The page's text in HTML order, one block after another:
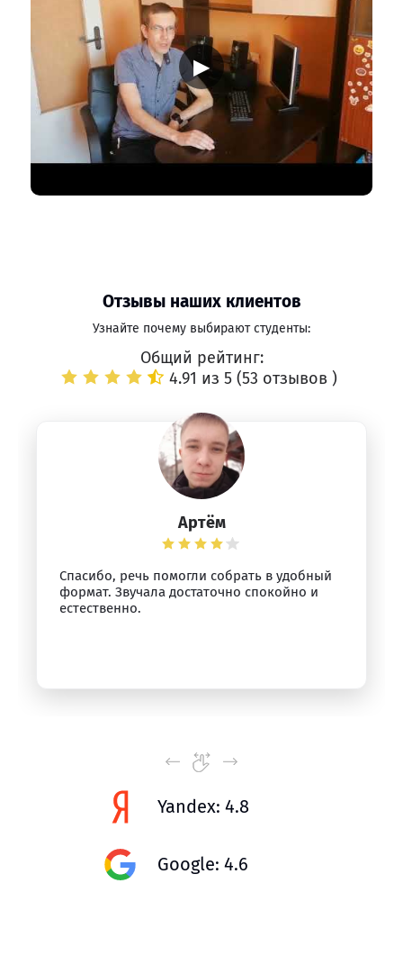
▶
Отзывы наших клиентов
Узнайте почему выбирают студенты:
Общий рейтинг:
4.91 из 5 (53 отзывов )
Артём
Спасибо, речь помогли собрать в удобный
формат. Звучала достаточно спокойно и
естественно.
Yandex: 4.8
Google: 4.6